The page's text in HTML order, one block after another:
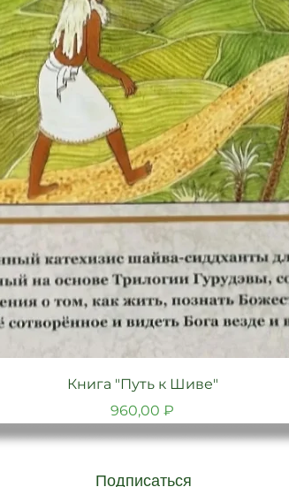
Быстрый просмотр
Книга "Путь к Шиве"
Цена
960,00 ₽
Подписаться